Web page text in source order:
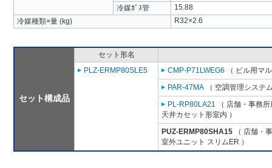
冷媒ｶﾞｽ管
15.88
冷媒種類×量 (kg)
R32×2.6
セット構成品
セット形名
PLZ-ERMP80SLE5
CMP-P71LWEG6 （ ビル用マ
PAR-47MA （ 空調管理システ
PL-RP80LA21 （ 店舗・事務
天井カセット形室内 ）
PUZ-ERMP80SHA15 （ 店舗・
室外ユニット スリムER ）